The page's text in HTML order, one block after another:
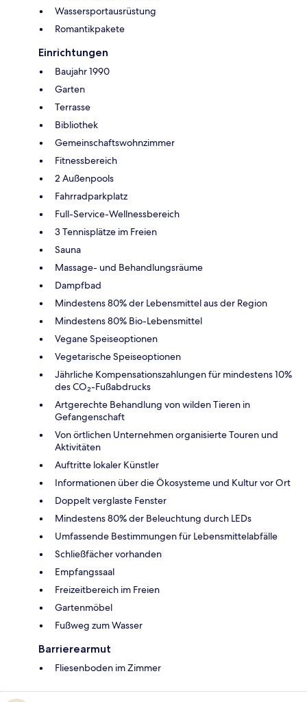
Wassersportausrüstung
Romantikpakete
Einrichtungen
Baujahr 1990
Garten
Terrasse
Bibliothek
Gemeinschaftswohnzimmer
Fitnessbereich
2 Außenpools
Fahrradparkplatz
Full-Service-Wellnessbereich
3 Tennisplätze im Freien
Sauna
Massage- und Behandlungsräume
Dampfbad
Mindestens 80% der Lebensmittel aus der Region
Mindestens 80% Bio-Lebensmittel
Vegane Speiseoptionen
Vegetarische Speiseoptionen
Jährliche Kompensationszahlungen für mindestens 10%
des CO₂-Fußabdrucks
Artgerechte Behandlung von wilden Tieren in
Gefangenschaft
Von örtlichen Unternehmen organisierte Touren und
Aktivitäten
Auftritte lokaler Künstler
Informationen über die Ökosysteme und Kultur vor Ort
Doppelt verglaste Fenster
Mindestens 80% der Beleuchtung durch LEDs
Umfassende Bestimmungen für Lebensmittelabfälle
Schließfächer vorhanden
Empfangssaal
Freizeitbereich im Freien
Gartenmöbel
Fußweg zum Wasser
Barrierearmut
Fliesenboden im Zimmer